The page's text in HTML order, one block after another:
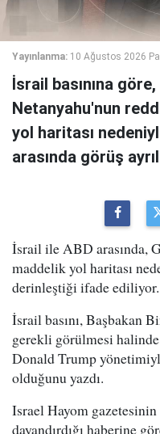
Yayınlanma: 10 Ağustos 2026
İsrail basınına
Netanyahu'nun
yol haritası
arasında görüş
İsrail ile ABD arasında,
maddelik yol haritası
derinleştiği ifade ediliyor.
İsrail basını, Başbakan
gerekli görülmesi
Donald Trump
olduğunu yazdı.
Israel Hayom
dayandırdığı haberine